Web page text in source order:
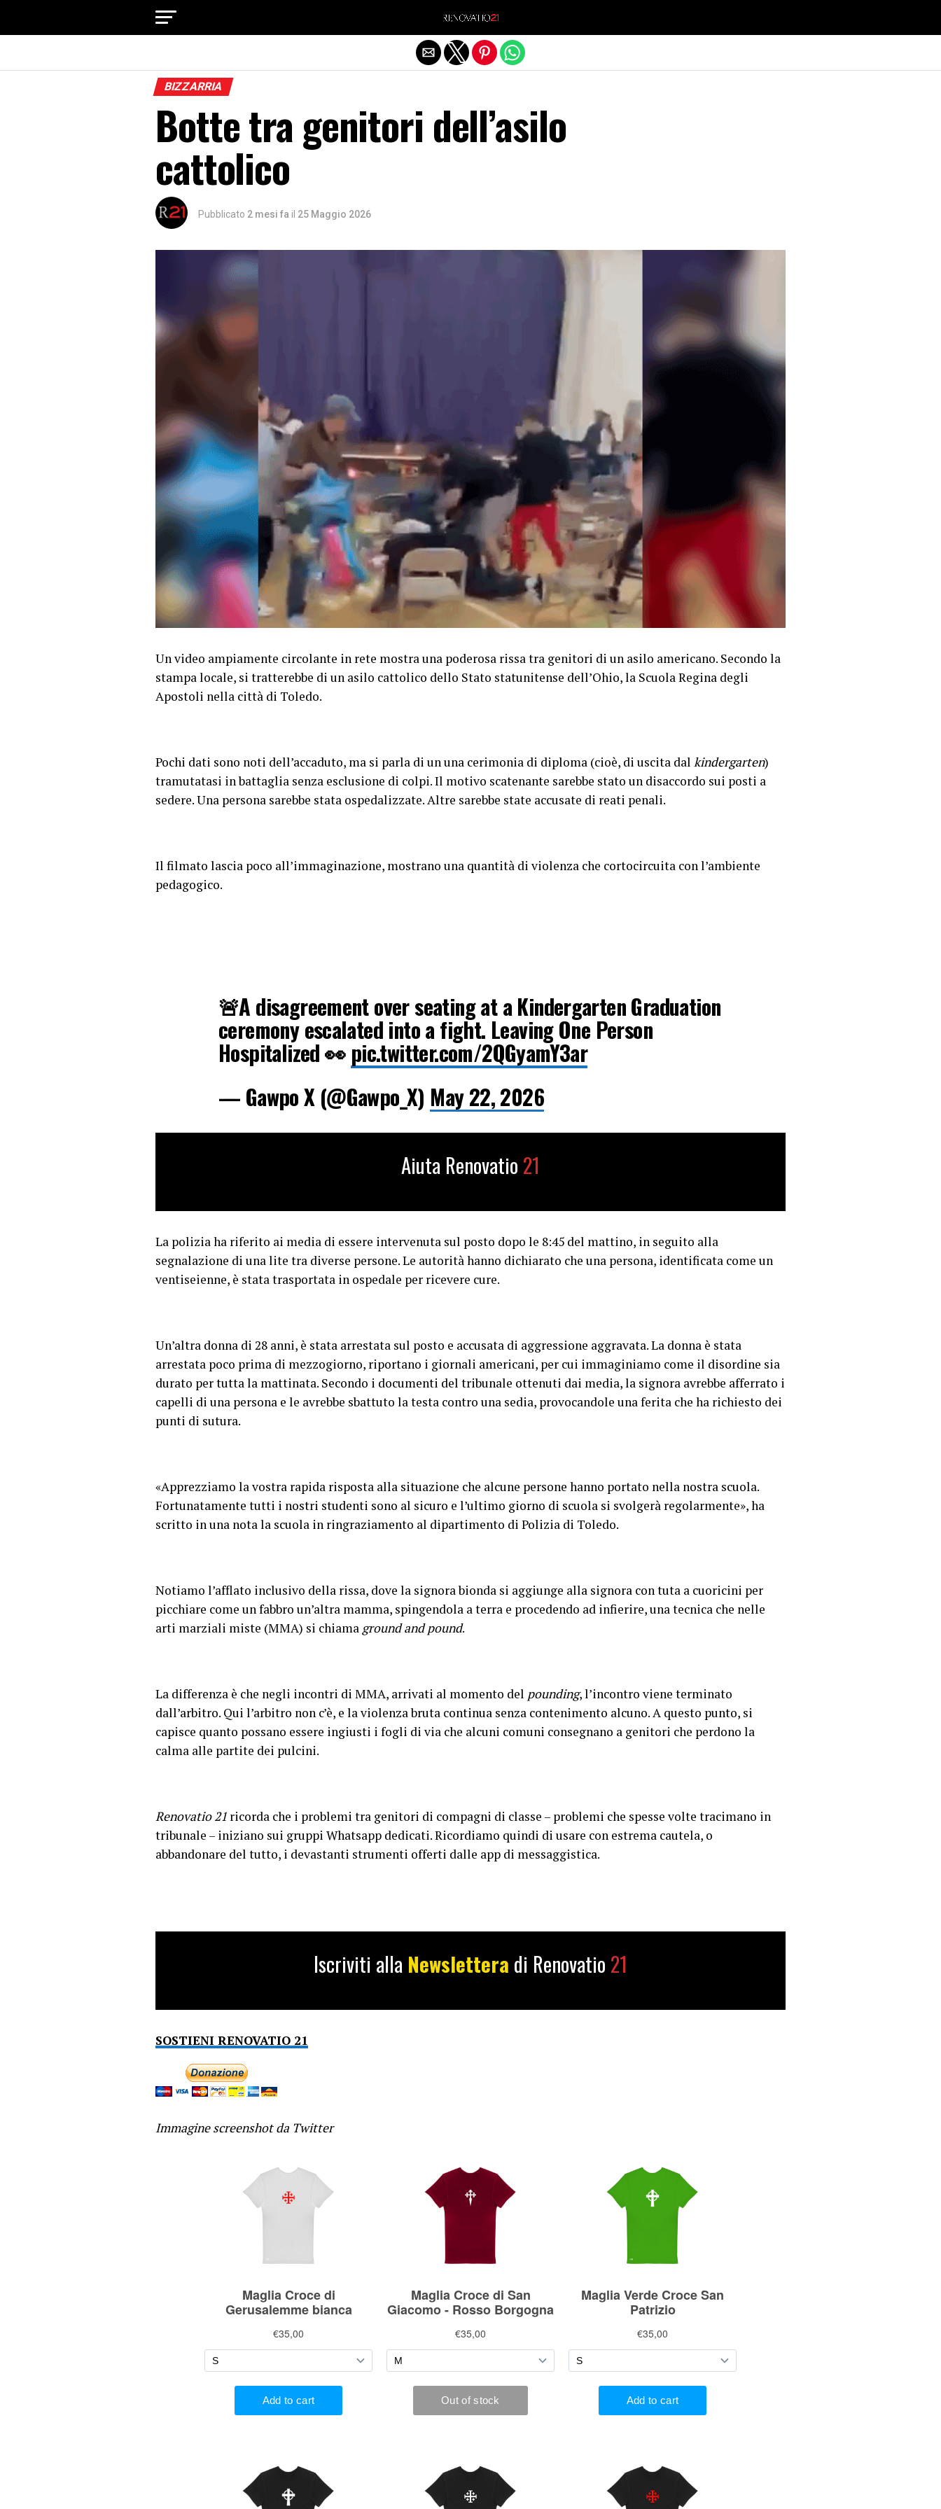
BIZZARRIA
Botte tra genitori dell’asilo
cattolico
Pubblicato 2 mesi fa il 25 Maggio 2026
Un video ampiamente circolante in rete mostra una poderosa rissa tra genitori di un asilo americano. Secondo la
stampa locale, si tratterebbe di un asilo cattolico dello Stato statunitense dell’Ohio, la Scuola Regina degli
Apostoli nella città di Toledo.
Pochi dati sono noti dell’accaduto, ma si parla di un una cerimonia di diploma (cioè, di uscita dal kindergarten)
tramutatasi in battaglia senza esclusione di colpi. Il motivo scatenante sarebbe stato un disaccordo sui posti a
sedere. Una persona sarebbe stata ospedalizzate. Altre sarebbe state accusate di reati penali.
Il filmato lascia poco all’immaginazione, mostrano una quantità di violenza che cortocircuita con l’ambiente
pedagogico.
🚨A disagreement over seating at a Kindergarten Graduation
ceremony escalated into a fight. Leaving One Person
Hospitalized 👀 pic.twitter.com/2QGyamY3ar
— Gawpo X (@Gawpo_X) May 22, 2026
Aiuta Renovatio 21
La polizia ha riferito ai media di essere intervenuta sul posto dopo le 8:45 del mattino, in seguito alla
segnalazione di una lite tra diverse persone. Le autorità hanno dichiarato che una persona, identificata come un
ventiseienne, è stata trasportata in ospedale per ricevere cure.
Un’altra donna di 28 anni, è stata arrestata sul posto e accusata di aggressione aggravata. La donna è stata
arrestata poco prima di mezzogiorno, riportano i giornali americani, per cui immaginiamo come il disordine sia
durato per tutta la mattinata. Secondo i documenti del tribunale ottenuti dai media, la signora avrebbe afferrato i
capelli di una persona e le avrebbe sbattuto la testa contro una sedia, provocandole una ferita che ha richiesto dei
punti di sutura.
«Apprezziamo la vostra rapida risposta alla situazione che alcune persone hanno portato nella nostra scuola.
Fortunatamente tutti i nostri studenti sono al sicuro e l’ultimo giorno di scuola si svolgerà regolarmente», ha
scritto in una nota la scuola in ringraziamento al dipartimento di Polizia di Toledo.
Notiamo l’afflato inclusivo della rissa, dove la signora bionda si aggiunge alla signora con tuta a cuoricini per
picchiare come un fabbro un’altra mamma, spingendola a terra e procedendo ad infierire, una tecnica che nelle
arti marziali miste (MMA) si chiama ground and pound.
La differenza è che negli incontri di MMA, arrivati al momento del pounding, l’incontro viene terminato
dall’arbitro. Qui l’arbitro non c’è, e la violenza bruta continua senza contenimento alcuno. A questo punto, si
capisce quanto possano essere ingiusti i fogli di via che alcuni comuni consegnano a genitori che perdono la
calma alle partite dei pulcini.
Renovatio 21 ricorda che i problemi tra genitori di compagni di classe – problemi che spesse volte tracimano in
tribunale – iniziano sui gruppi Whatsapp dedicati. Ricordiamo quindi di usare con estrema cautela, o
abbandonare del tutto, i devastanti strumenti offerti dalle app di messaggistica.
Iscriviti alla Newslettera di Renovatio 21
SOSTIENI RENOVATIO 21
Immagine screenshot da Twitter
Exit mobile version